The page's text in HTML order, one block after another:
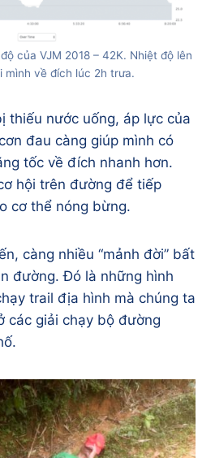
của VJM 2018 – 42K. Nhiệt độ lên
mình về đích lúc 2h trưa.
thiếu nước uống, áp lực của
đau càng giúp mình có
tốc về đích nhanh hơn.
hội trên đường để tiếp
cơ thể nóng bừng.
càng nhiều “mảnh đời” bất
đường. Đó là những hình
trail địa hình mà chúng ta
các giải chạy bộ đường